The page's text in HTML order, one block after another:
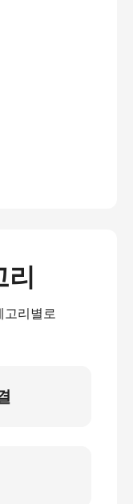
고리별로